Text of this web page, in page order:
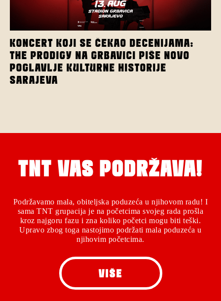
KONCERT KOJI SE ČEKAO DECENIJAMA:
THE PRODIGY NA GRBAVICI PIŠE NOVO
POGLAVLJE KULTURNE HISTORIJE
SARAJEVA
TNT VAS PODRŽAVA!
Podržavamo mala, obiteljska poduzeća u njihovom radu! I
sama TNT grupacija je na početcima svojeg rada prošla
kroz najgoru fazu i zna koliko početci mogu biti teški.
Upravo zbog toga nastojimo podržati mala poduzeća u
njihovim početcima.
VIŠE